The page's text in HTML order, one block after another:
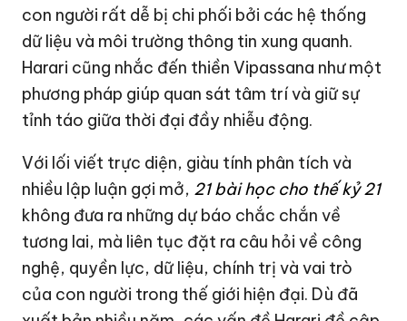
con người rất dễ bị chi phối bởi các hệ thống
dữ liệu và môi trường thông tin xung quanh.
Harari cũng nhắc đến thiền Vipassana như một
phương pháp giúp quan sát tâm trí và giữ sự
tỉnh táo giữa thời đại đầy nhiễu động.
Với lối viết trực diện, giàu tính phân tích và
nhiều lập luận gợi mở, 21 bài học cho thế kỷ 21
không đưa ra những dự báo chắc chắn về
tương lai, mà liên tục đặt ra câu hỏi về công
nghệ, quyền lực, dữ liệu, chính trị và vai trò
của con người trong thế giới hiện đại. Dù đã